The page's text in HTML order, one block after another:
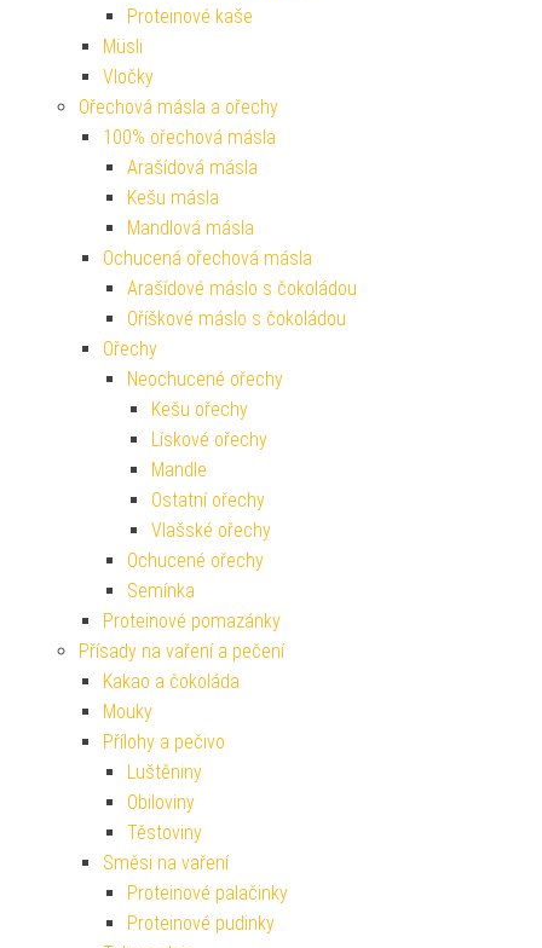
Proteinové kaše
Müsli
Vločky
Ořechová másla a ořechy
100% ořechová másla
Arašídová másla
Kešu másla
Mandlová másla
Ochucená ořechová másla
Arašídové máslo s čokoládou
Oříškové máslo s čokoládou
Ořechy
Neochucené ořechy
Kešu ořechy
Lískové ořechy
Mandle
Ostatní ořechy
Vlašské ořechy
Ochucené ořechy
Semínka
Proteinové pomazánky
Přísady na vaření a pečení
Kakao a čokoláda
Mouky
Přílohy a pečivo
Luštěniny
Obiloviny
Těstoviny
Směsi na vaření
Proteinové palačinky
Proteinové pudinky